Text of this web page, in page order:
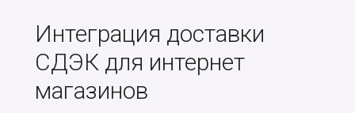
Интеграция доставки
СДЭК для интернет
магазинов